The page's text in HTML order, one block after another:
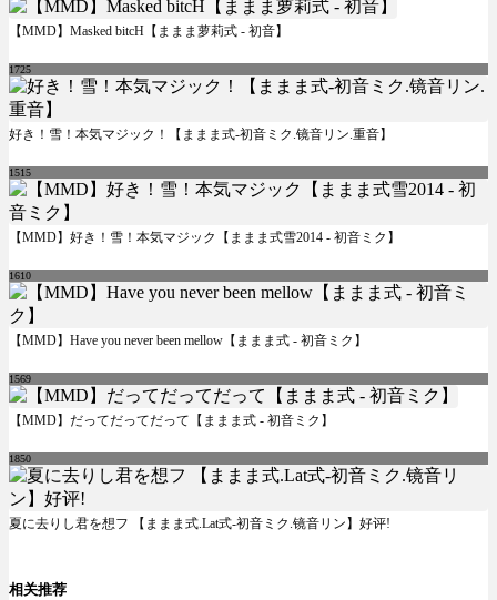
【MMD】Masked bitcH【ままま萝莉式 - 初音】
1725
好き！雪！本気マジック！【ままま式-初音ミク.镜音リン.重音】
1515
【MMD】好き！雪！本気マジック【ままま式雪2014 - 初音ミク】
1610
【MMD】Have you never been mellow【ままま式 - 初音ミク】
1569
【MMD】だってだってだって【ままま式 - 初音ミク】
1850
夏に去りし君を想フ 【ままま式.Lat式-初音ミク.镜音リン】好评!
相关推荐